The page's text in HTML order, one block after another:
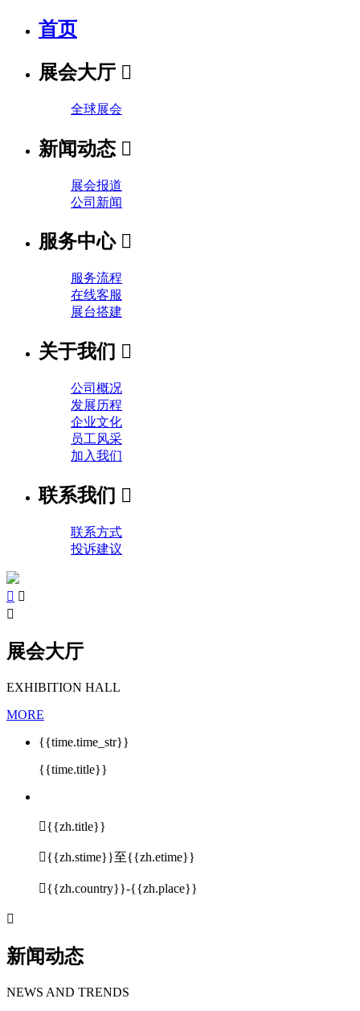
首页
展会大厅 
全球展会
新闻动态 
展会报道
公司新闻
服务中心 
服务流程
在线客服
展台搭建
关于我们 
公司概况
发展历程
企业文化
员工风采
加入我们
联系我们 
联系方式
投诉建议
 

展会大厅
EXHIBITION HALL
MORE
{{time.time_str}}
{{time.title}}
{{zh.title}}
{{zh.stime}}至{{zh.etime}}
{{zh.country}}-{{zh.place}}

新闻动态
NEWS AND TRENDS